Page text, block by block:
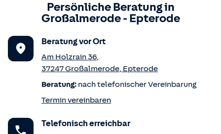
Persönliche Beratung in
Großalmerode -Epterode
Beratung vor Ort
Am Holzrain 36,
37247Großalmerode, Epterode
Beratung: nach telefonischer Vereinbarung
Termin vereinbaren
Telefonisch erreichbar